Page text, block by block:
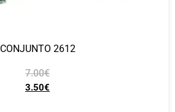
CONJUNTO 2612
7.00€
3.50€